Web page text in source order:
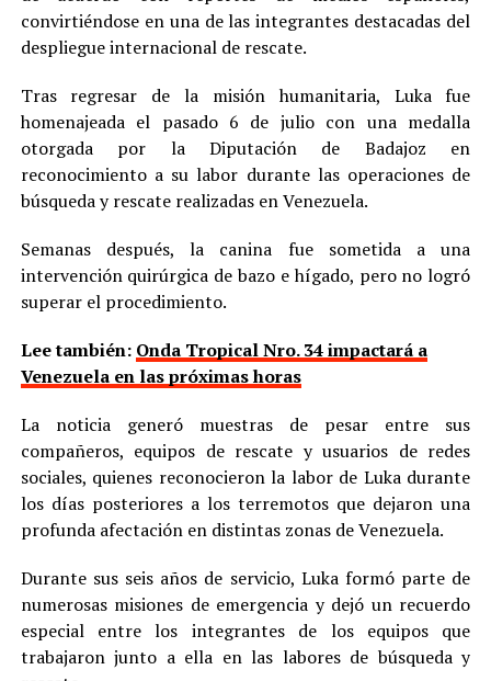
convirtiéndose en una de las integrantes destacadas del
despliegue internacional de rescate.
Tras regresar de la misión humanitaria, Luka fue
homenajeada el pasado 6 de julio con una medalla
otorgada por la Diputación de Badajoz en
reconocimiento a su labor durante las operaciones de
búsqueda y rescate realizadas en Venezuela.
Semanas después, la canina fue sometida a una
intervención quirúrgica de bazo e hígado, pero no logró
superar el procedimiento.
Lee también: Onda Tropical Nro. 34 impactará a
Venezuela en las próximas horas
La noticia generó muestras de pesar entre sus
compañeros, equipos de rescate y usuarios de redes
sociales, quienes reconocieron la labor de Luka durante
los días posteriores a los terremotos que dejaron una
profunda afectación en distintas zonas de Venezuela.
Durante sus seis años de servicio, Luka formó parte de
numerosas misiones de emergencia y dejó un recuerdo
especial entre los integrantes de los equipos que
trabajaron junto a ella en las labores de búsqueda y